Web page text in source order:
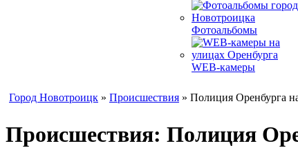
Фотоальбомы
WEB-камеры
Город Новотроицк » Происшествия » Полиция Оренбурга
Происшествия: Полиция